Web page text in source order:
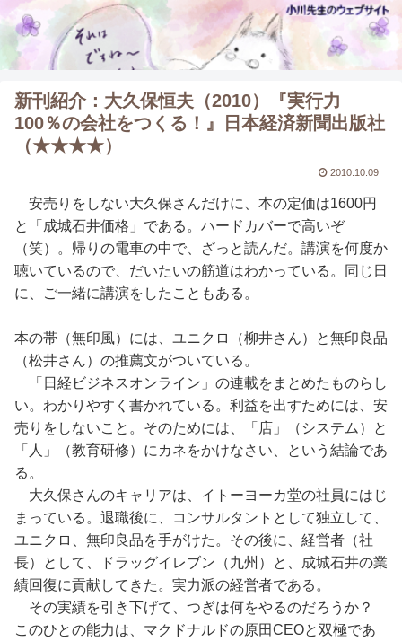
新刊紹介：大久保恒夫（2010）『実行力
100％の会社をつくる！』日本経済新聞出版社
（★★★★）
2010.10.09
安売りをしない大久保さんだけに、本の定価は1600円
と「成城石井価格」である。ハードカバーで高いぞ
（笑）。帰りの電車の中で、ざっと読んだ。講演を何度か
聴いているので、だいたいの筋道はわかっている。同じ日
に、ご一緒に講演をしたこともある。
本の帯（無印風）には、ユニクロ（柳井さん）と無印良品
（松井さん）の推薦文がついている。
「日経ビジネスオンライン」の連載をまとめたものらし
い。わかりやすく書かれている。利益を出すためには、安
売りをしないこと。そのためには、「店」（システム）と
「人」（教育研修）にカネをかけなさい、という結論であ
る。
大久保さんのキャリアは、イトーヨーカ堂の社員にはじ
まっている。退職後に、コンサルタントとして独立して、
ユニクロ、無印良品を手がけた。その後に、経営者（社
長）として、ドラッグイレブン（九州）と、成城石井の業
績回復に貢献してきた。実力派の経営者である。
その実績を引き下げて、つぎは何をやるのだろうか？
このひとの能力は、マクドナルドの原田CEOと双極であ